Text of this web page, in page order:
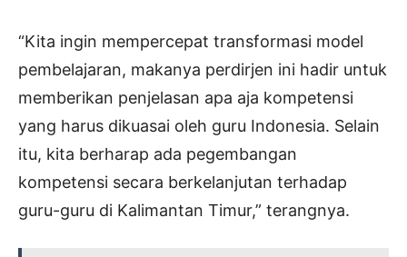
“Kita ingin mempercepat transformasi model
pembelajaran, makanya perdirjen ini hadir untuk
memberikan penjelasan apa aja kompetensi
yang harus dikuasai oleh guru Indonesia. Selain
itu, kita berharap ada pegembangan
kompetensi secara berkelanjutan terhadap
guru-guru di Kalimantan Timur,” terangnya.